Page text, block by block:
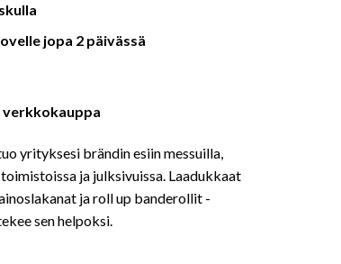
jopa 2 päivässä
yrityksesi brändin esiin messuilla,
ja julksivuissa. Laadukkaat
ja roll up banderollit -
sen helpoksi.